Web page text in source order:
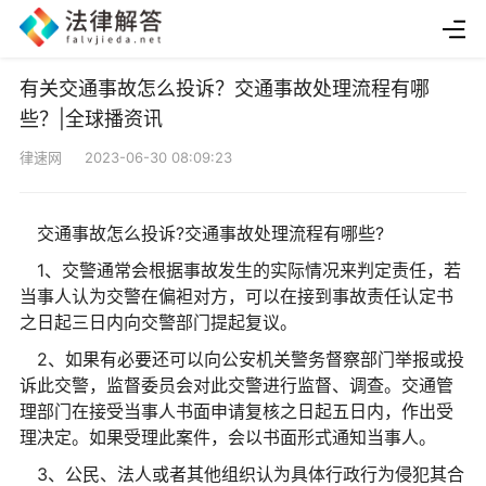
有关交通事故怎么投诉？交通事故处理流程有哪
些？|全球播资讯
律速网 2023-06-30 08:09:23
交通事故怎么投诉?交通事故处理流程有哪些?
1、交警通常会根据事故发生的实际情况来判定责任，若
当事人认为交警在偏袒对方，可以在接到事故责任认定书
之日起三日内向交警部门提起复议。
2、如果有必要还可以向公安机关警务督察部门举报或投
诉此交警，监督委员会对此交警进行监督、调查。交通管
理部门在接受当事人书面申请复核之日起五日内，作出受
理决定。如果受理此案件，会以书面形式通知当事人。
3、公民、法人或者其他组织认为具体行政行为侵犯其合